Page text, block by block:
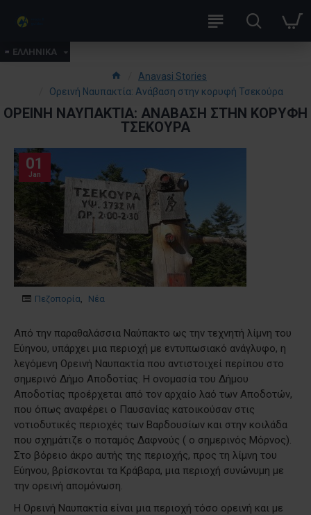
ΕΛΛΗΝΙΚΑ
Anavasi Stories
Ορεινή Ναυπακτία: Ανάβαση στην κορυφή Τσεκούρα
ΟΡΕΙΝΉ ΝΑΥΠΑΚΤΊΑ: ΑΝΆΒΑΣΗ ΣΤΗΝ ΚΟΡΥΦΉ
ΤΣΕΚΟΎΡΑ
01
Jan
Πεζοπορία, Νέα
Από την παραθαλάσσια Ναύπακτο ως την τεχνητή λίμνη του
Εύηνου, υπάρχει μια περιοχή με εντυπωσιακό ανάγλυφο, η
λεγόμενη Ορεινή Ναυπακτία που αντιστοιχεί περίπου στο
σημερινό Δήμο Αποδοτίας. Η ονομασία του Δήμου
Αποδοτίας προέρχεται από τον αρχαίο λαό των Αποδοτών,
που όπως αναφέρει ο Παυσανίας κατοικούσαν στις
νοτιοδυτικές περιοχές των Βαρδουσίων και στην κοιλάδα
που σχημάτιζε ο ποταμός Δαφνούς ( ο σημερινός Μόρνος).
Στο βόρειο άκρο αυτής της περιοχής, προς τη λίμνη του
Εύηνου, βρίσκονται τα Κράβαρα, μια περιοχή συνώνυμη με
την ορεινή απομόνωση.
Η Ορεινή Ναυπακτία είναι μια περιοχή τόσο ορεινή και με